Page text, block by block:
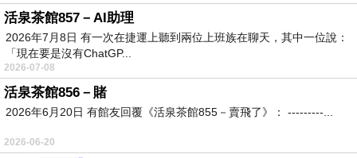
活泉茶館857－AI助理
2026年7月8日 有一次在捷運上聽到兩位上班族在聊天，其中一位說：
「現在要是沒有ChatGP...
2026-07-08
活泉茶館856－賭
2026年6月20日 有館友回覆《活泉茶館855－賣飛了》： ---------...
2026-06-20